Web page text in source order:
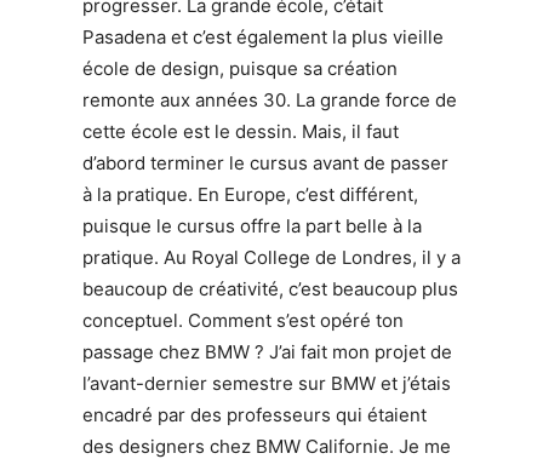
progresser. La grande école, c’était
Pasadena et c’est également la plus vieille
école de design, puisque sa création
remonte aux années 30. La grande force de
cette école est le dessin. Mais, il faut
d’abord terminer le cursus avant de passer
à la pratique. En Europe, c’est différent,
puisque le cursus offre la part belle à la
pratique. Au Royal College de Londres, il y a
beaucoup de créativité, c’est beaucoup plus
conceptuel. Comment s’est opéré ton
passage chez BMW ? J’ai fait mon projet de
l’avant-dernier semestre sur BMW et j’étais
encadré par des professeurs qui étaient
des designers chez BMW Californie. Je me